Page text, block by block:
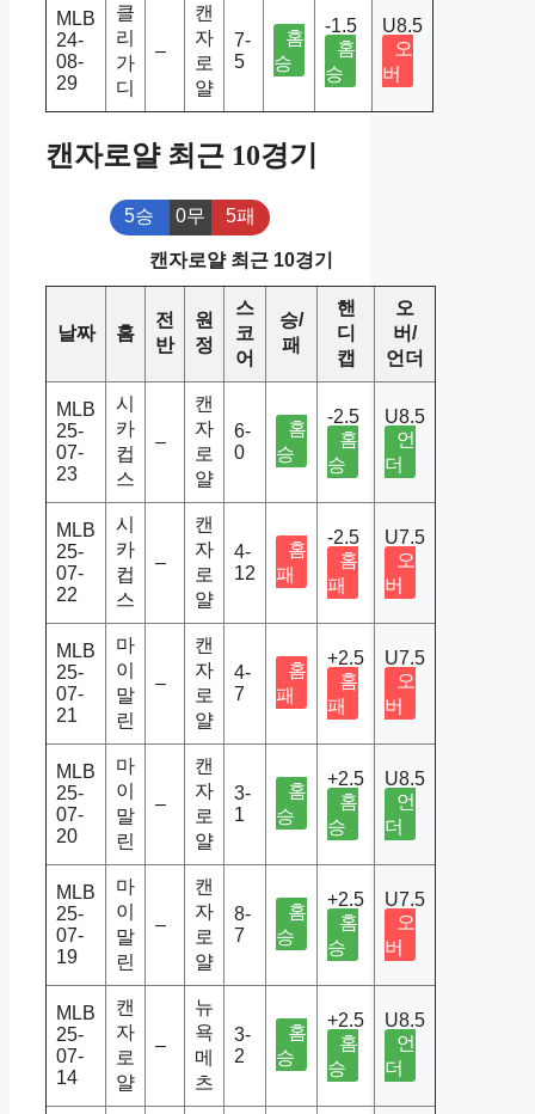
MLB
24-
08-
29
클
리
가
디
–
캔
자
로
얄
7-
5
홈
승
-1.5
홈
승
U8.5
오
버
캔자로얄 최근 10경기
5승 0무 5패
캔자로얄 최근 10경기
날짜 홈
전
반
원
정
스
코
어
승/
패
핸
디
캡
오
버/
언더
MLB
25-
07-
23
시
카
컵
스
–
캔
자
로
얄
6-
0
홈
승
-2.5
홈
승
U8.5
언
더
MLB
25-
07-
22
시
카
컵
스
–
캔
자
로
얄
4-
12
홈
패
-2.5
홈
패
U7.5
오
버
MLB
25-
07-
21
마
이
말
린
–
캔
자
로
얄
4-
7
홈
패
+2.5
홈
패
U7.5
오
버
MLB
25-
07-
20
마
이
말
린
–
캔
자
로
얄
3-
1
홈
승
+2.5
홈
승
U8.5
언
더
MLB
25-
07-
19
마
이
말
린
–
캔
자
로
얄
8-
7
홈
승
+2.5
홈
승
U7.5
오
버
MLB
25-
07-
14
캔
자
로
얄
–
뉴
욕
메
츠
3-
2
홈
승
+2.5
홈
승
U8.5
언
더